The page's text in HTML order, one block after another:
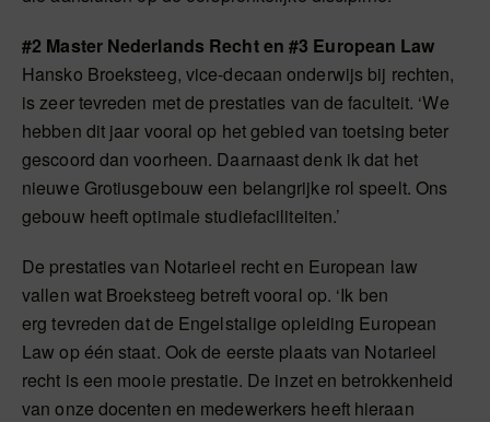
#2 Master Nederlands Recht en #3 European Law
Hansko Broeksteeg, vice-decaan onderwijs bij rechten,
is zeer tevreden met de prestaties van de faculteit. ‘We
hebben dit jaar vooral op het gebied van toetsing beter
gescoord dan voorheen. Daarnaast denk ik dat het
nieuwe Grotiusgebouw een belangrijke rol speelt. Ons
gebouw heeft optimale studiefaciliteiten.’
De prestaties van Notarieel recht en European law
vallen wat Broeksteeg betreft vooral op. ‘Ik ben
erg tevreden dat de Engelstalige opleiding European
Law op één staat. Ook de eerste plaats van Notarieel
recht is een mooie prestatie. De inzet en betrokkenheid
van onze docenten en medewerkers heeft hieraan